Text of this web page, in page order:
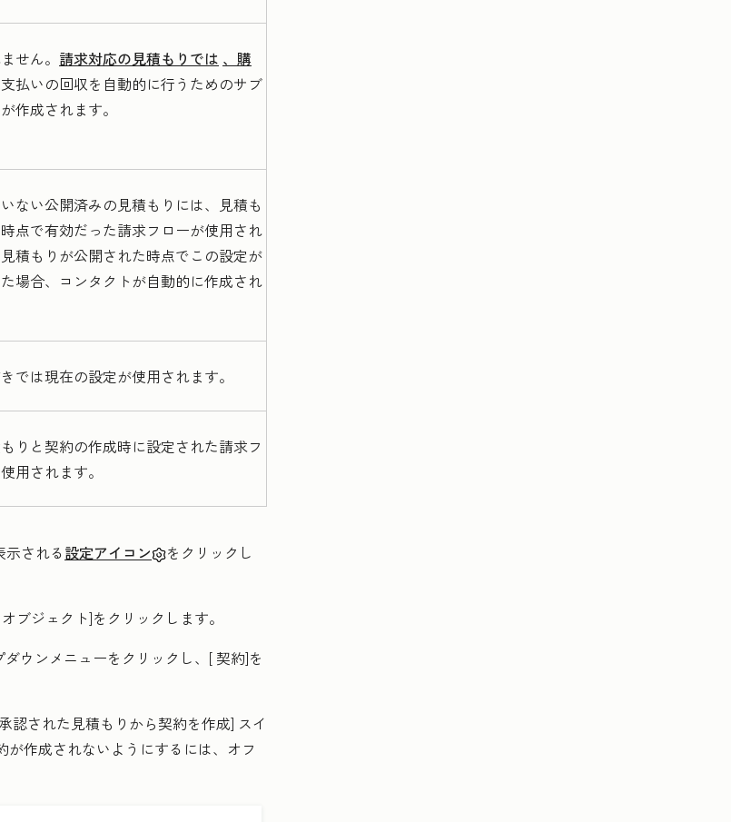
せん。 請求対応の見積もりでは 、購
払いの回収を自動的に行うためのサブ
作成されます。
ない公開済みの見積もりには、見積も
点で有効だった請求フローが使用され
積もりが公開された時点でこの設定が
場合、コンタクトが自動的に作成され
では現在の設定が使用されます。
りと契約の作成時に設定された請求フ
用されます。
される設定アイコン
をクリックし
オブジェクト]をクリックします。
ダウンメニューをクリックし、[ 契約]を
認された見積もりから契約を作成] スイ
作成されないようにするには、オフ